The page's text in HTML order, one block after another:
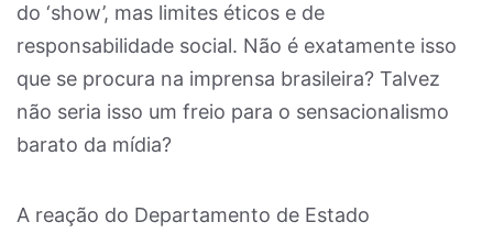
do ‘show’, mas limites éticos e de
responsabilidade social. Não é exatamente isso
que se procura na imprensa brasileira? Talvez
não seria isso um freio para o sensacionalismo
barato da mídia?
A reação do Departamento de Estado